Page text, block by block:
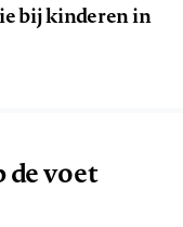
bij kinderen in
voet